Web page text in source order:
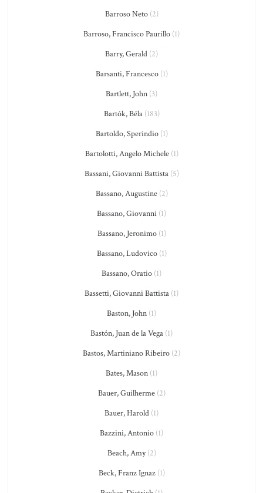
Barroso Neto(2)
Barroso, Francisco Paurillo (1)
Barry, Gerald (2)
Barsanti, Francesco(1)
Bartlett, John (3)
Bartók, Béla(183)
Bartoldo, Sperindio(1)
Bartolotti, Angelo Michele(1)
Bassani, Giovanni Battista(5)
Bassano, Augustine(2)
Bassano, Giovanni (1)
Bassano, Jeronimo(1)
Bassano, Ludovico(1)
Bassano, Oratio (1)
Bassetti, Giovanni Battista (1)
Baston, John (1)
Bastón, Juan de la Vega (1)
Bastos, Martiniano Ribeiro (2)
Bates, Mason (1)
Bauer, Guilherme(2)
Bauer, Harold (1)
Bazzini, Antonio (1)
Beach, Amy(2)
Beck, Franz Ignaz(1)